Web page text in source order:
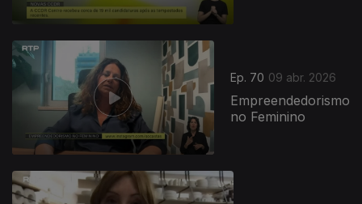
Ep. 70 09 abr. 2026
Empreendedorismo
no Feminino